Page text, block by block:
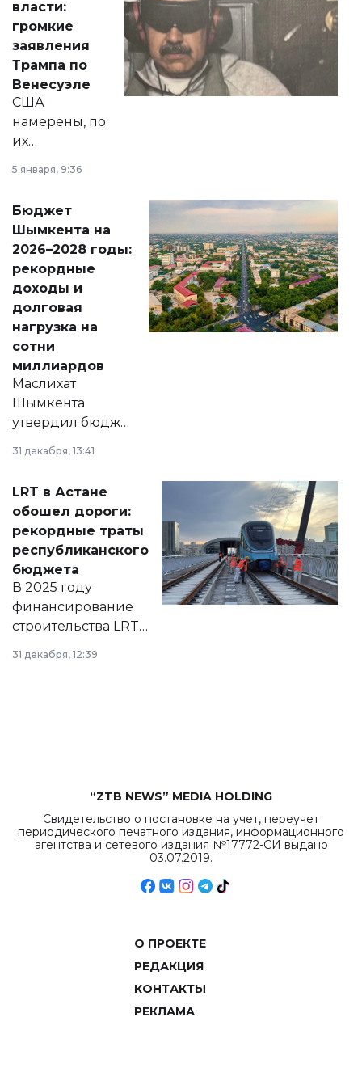
реформах до
вопросов армии,
экономики и
личного здоровья.
власти:
громкие
заявления
Трампа по
Венесуэле
США
намерены, по
их
принести
народу
Венесуэлы.
5 января, 9:36
Бюджет
Шымкента на
2026–2028 годы:
рекордные
доходы и
долговая
нагрузка на
сотни
миллиардов
Маслихат
Шымкента
утвердил бюджет
города на 2026–
2028 годы.
документ
появился в базе
нормативных
правовых актов и
на сайте маслихат
города.
31 декабря, 13:41
LRT в Астане
обошел дороги:
рекордные траты
республиканского
бюджета
В 2025 году
финансирование
строительства LRT
в Астане из
республиканского
31 декабря, 12:39
“ZTB NEWS” MEDIA HOLDING
Свидетельство о постановке на учет, переучет
периодического печатного издания, информационного
агентства и сетевого издания №17772-СИ выдано
03.07.2019.
О ПРОЕКТЕ
РЕДАКЦИЯ
КОНТАКТЫ
РЕКЛАМА